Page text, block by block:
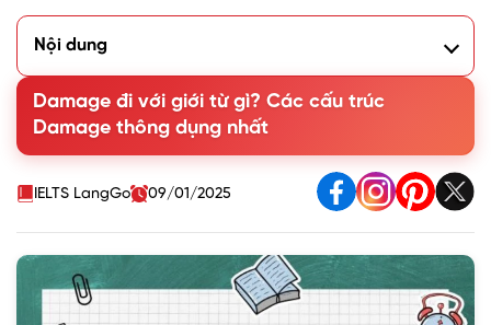
Nội dung
2. Damage đi với giới từ gì?
3. Các collocations thông dụng với Damage
4. Bài tập cấu trúc Damage - có đáp án
Damage đi với giới từ gì? Các cấu trúc
Damage thông dụng nhất
IELTS LangGo 09/01/2025